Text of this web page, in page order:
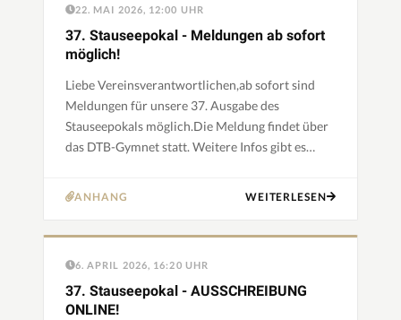
22. MAI 2026, 12:00 UHR
37. Stauseepokal - Meldungen ab sofort
möglich!
Liebe Vereinsverantwortlichen,ab sofort sind
Meldungen für unsere 37. Ausgabe des
Stauseepokals möglich.Die Meldung findet über
das DTB-Gymnet statt. Weitere Infos gibt es
weitere Fragen geben, meld…
ANHANG WEITERLESEN
6. APRIL 2026, 16:20 UHR
37. Stauseepokal - AUSSCHREIBUNG
ONLINE!